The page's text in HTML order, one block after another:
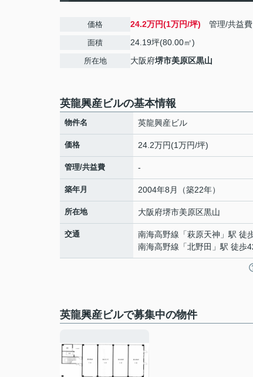
価格 24.2万円(1万円/坪) 管理/共益費
面積 24.19坪(80.00㎡)
所在地 大阪府堺市美原区黒山
英龍興産ビルの基本情報
物件名 英龍興産ビル
価格 24.2万円(1万円/坪)
管理/共益費 -
築年月 2004年8月（築22年）
所在地 大阪府堺市美原区黒山
交通 南海高野線 「萩原天神 」駅 徒
南海高野線 「北野田 」駅 徒歩
英龍興産ビルで募集中の物件